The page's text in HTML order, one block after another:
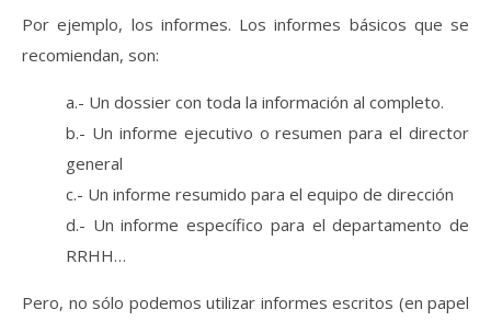
Por ejemplo, los informes. Los informes básicos que se
recomiendan, son:
a.- Un dossier con toda la información al completo.
b.- Un informe ejecutivo o resumen para el director
general
c.- Un informe resumido para el equipo de dirección
d.- Un informe específico para el departamento de
RRHH…
Pero, no sólo podemos utilizar informes escritos (en papel